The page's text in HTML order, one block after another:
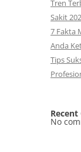
Tren
Sakit
7 Fakta
Anda
Tips
No